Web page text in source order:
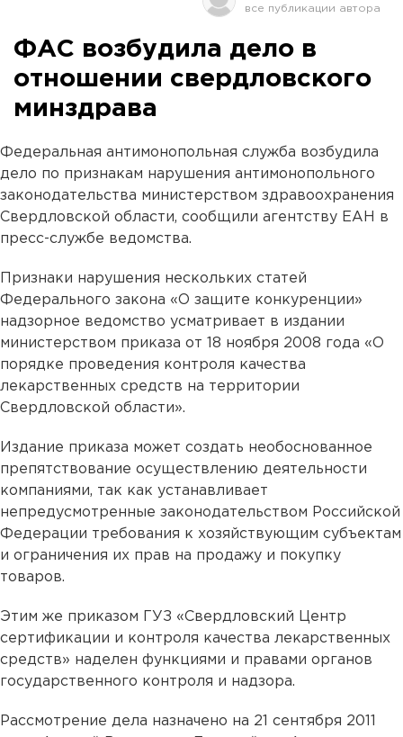
ФАС возбудила дело в
отношении свердловского
минздрава
Федеральная антимонопольная служба возбудила
дело по признакам нарушения антимонопольного
законодательства министерством здравоохранения
Свердловской области, сообщили агентству ЕАН в
пресс-службе ведомства.
Признаки нарушения нескольких статей
Федерального закона «О защите конкуренции»
надзорное ведомство усматривает в издании
министерством приказа от 18 ноября 2008 года «О
порядке проведения контроля качества
лекарственных средств на территории
Свердловской области».
Издание приказа может создать необоснованное
препятствование осуществлению деятельности
компаниями, так как устанавливает
непредусмотренные законодательством Российской
Федерации требования к хозяйствующим субъектам
и ограничения их прав на продажу и покупку
товаров.
Этим же приказом ГУЗ «Свердловский Центр
сертификации и контроля качества лекарственных
средств» наделен функциями и правами органов
государственного контроля и надзора.
Рассмотрение дела назначено на 21 сентября 2011